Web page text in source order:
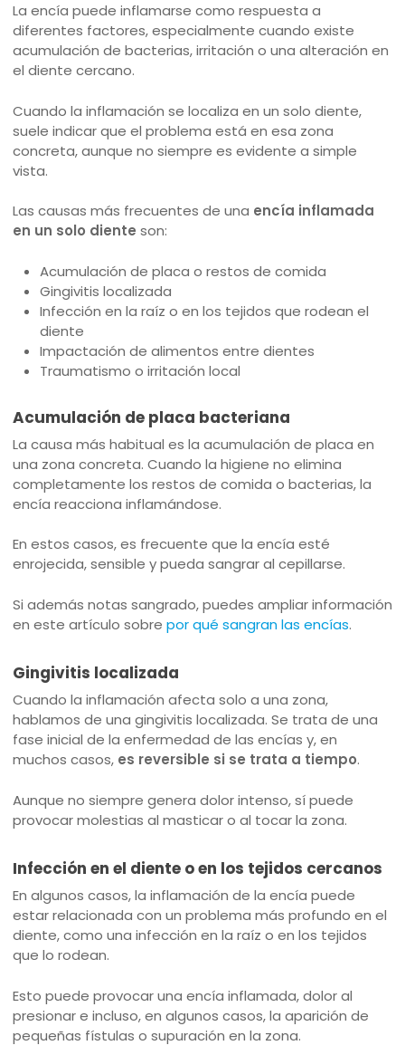
La encía puede inflamarse como respuesta a
diferentes factores, especialmente cuando existe
acumulación de bacterias, irritación o una alteración en
el diente cercano.
Cuando la inflamación se localiza en un solo diente,
suele indicar que el problema está en esa zona
concreta, aunque no siempre es evidente a simple
vista.
Las causas más frecuentes de una encía inflamada
en un solo diente son:
Acumulación de placa o restos de comida
Gingivitis localizada
Infección en la raíz o en los tejidos que rodean el
diente
Impactación de alimentos entre dientes
Traumatismo o irritación local
Acumulación de placa bacteriana
La causa más habitual es la acumulación de placa en
una zona concreta. Cuando la higiene no elimina
completamente los restos de comida o bacterias, la
encía reacciona inflamándose.
En estos casos, es frecuente que la encía esté
enrojecida, sensible y pueda sangrar al cepillarse.
Si además notas sangrado, puedes ampliar información
en este artículo sobre por qué sangran las encías.
Gingivitis localizada
Cuando la inflamación afecta solo a una zona,
hablamos de una gingivitis localizada. Se trata de una
fase inicial de la enfermedad de las encías y, en
muchos casos, es reversible si se trata a tiempo.
Aunque no siempre genera dolor intenso, sí puede
provocar molestias al masticar o al tocar la zona.
Infección en el diente o en los tejidos cercanos
En algunos casos, la inflamación de la encía puede
estar relacionada con un problema más profundo en el
diente, como una infección en la raíz o en los tejidos
que lo rodean.
Esto puede provocar una encía inflamada, dolor al
presionar e incluso, en algunos casos, la aparición de
pequeñas fístulas o supuración en la zona.